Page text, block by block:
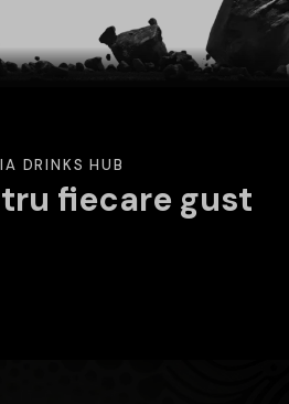
DRINKS HUB
fiecare gust